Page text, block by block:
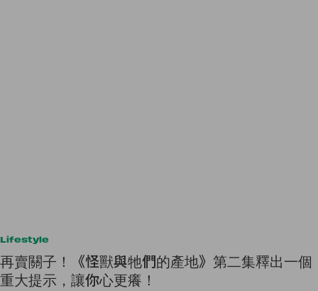
Lifestyle
再賣關子！《怪獸與牠們的產地》第二集釋出一個
重大提示，讓你心更癢！